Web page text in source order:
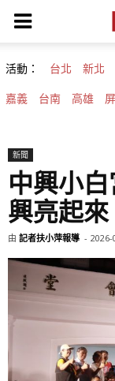
活動： 台北 新北
嘉義 台南 高雄
新聞
中興小
興亮起來
由 記者扶小萍報導 - 2026-